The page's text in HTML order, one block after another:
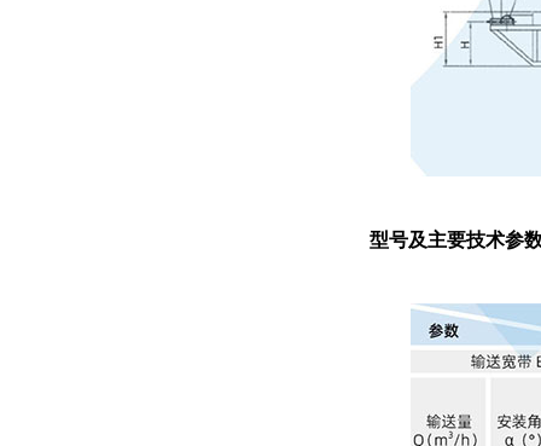
型号及主要技术参